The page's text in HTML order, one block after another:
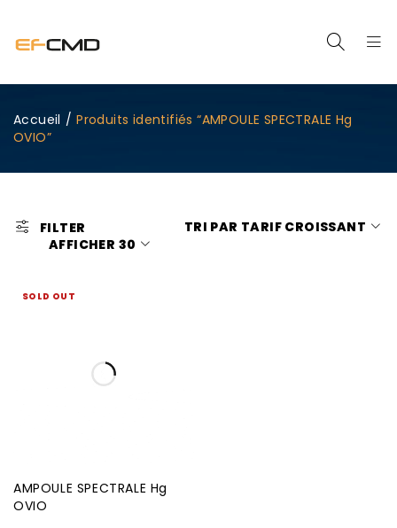
Accueil / Produits identifiés “AMPOULE SPECTRALE Hg
OVIO”
FILTER
TRI PAR TARIF CROISSANT
AFFICHER 30
SOLD OUT
AMPOULE SPECTRALE Hg
OVIO